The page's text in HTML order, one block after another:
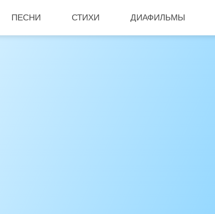
ПЕСНИ СТИХИ ДИАФИЛЬМЫ